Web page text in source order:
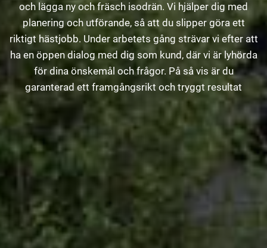
och lägga ny och fräsch isodrän. Vi hjälper dig med
planering och utförande, så att du slipper göra ett
riktigt hästjobb. Under arbetets gång strävar vi efter att
ha en öppen dialog med dig som kund, där vi är lyhörda
för dina önskemål och frågor. På så vis är du
garanterad ett framgångsrikt och tryggt resultat